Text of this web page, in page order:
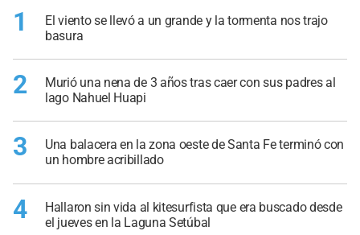
1
El viento se llevó a un grande y la tormenta nos trajo
basura
2
Murió una nena de 3 años tras caer con sus padres al
lago Nahuel Huapi
3
Una balacera en la zona oeste de Santa Fe terminó con
un hombre acribillado
4
Hallaron sin vida al kitesurfista que era buscado desde
el jueves en la Laguna Setúbal